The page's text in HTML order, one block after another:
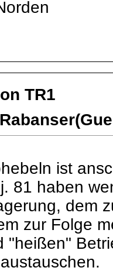
TR1
ist
81 haben
dem
zur Folge
"heißen"